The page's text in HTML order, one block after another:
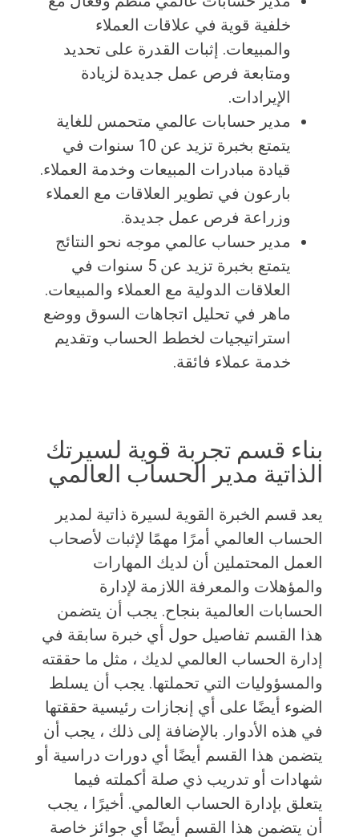
خلفية قوية في علاقات العملاء
والمبيعات. إثبات القدرة على تحديد
ومتابعة فرص عمل جديدة لزيادة
الإيرادات.
مدير حسابات عالمي متحمس للغاية
يتمتع بخبرة تزيد عن 10 سنوات في
قيادة مبادرات المبيعات وخدمة العملاء.
بارعون في تطوير العلاقات مع العملاء
وزراعة فرص عمل جديدة.
مدير حساب عالمي موجه نحو النتائج
يتمتع بخبرة تزيد عن 5 سنوات في
العلاقات الدولية مع العملاء والمبيعات.
ماهر في تحليل اتجاهات السوق ووضع
استراتيجيات لخطط الحساب وتقديم
خدمة عملاء فائقة.
بناء قسم تجربة قوية لسيرتك
الذاتية مدير الحساب العالمي
يعد قسم الخبرة القوية لسيرة ذاتية لمدير
الحساب العالمي أمرًا مهمًا لإثبات لأصحاب
العمل المحتملين أن لديك المهارات
والمؤهلات والمعرفة اللازمة لإدارة
الحسابات العالمية بنجاح. يجب أن يتضمن
هذا القسم تفاصيل حول أي خبرة سابقة في
إدارة الحساب العالمي لديك ، مثل ما حققته
والمسؤوليات التي تحملتها. يجب أن يسلط
الضوء أيضًا على أي إنجازات رئيسية حققتها
في هذه الأدوار. بالإضافة إلى ذلك ، يجب أن
يتضمن هذا القسم أيضًا أي دورات دراسية أو
شهادات أو تدريب ذي صلة أكملته فيما
يتعلق بإدارة الحساب العالمي. أخيرًا ، يجب
أن يتضمن هذا القسم أيضًا أي جوائز خاصة